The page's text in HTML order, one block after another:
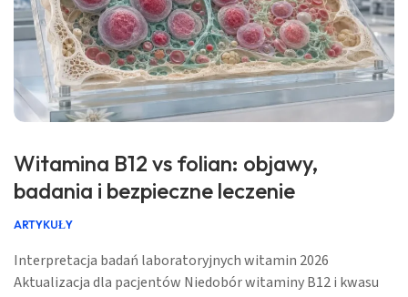
Witamina B12 vs folian: objawy,
badania i bezpieczne leczenie
ARTYKUŁY
Interpretacja badań laboratoryjnych witamin 2026
Aktualizacja dla pacjentów Niedobór witaminy B12 i kwasu